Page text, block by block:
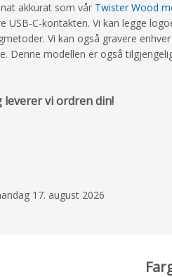
akkurat som vår Twister Wood
C-kontakten. Vi kan legge
Vi kan også gravere
Denne modellen er også
leverer vi ordren din!
17. august 2026